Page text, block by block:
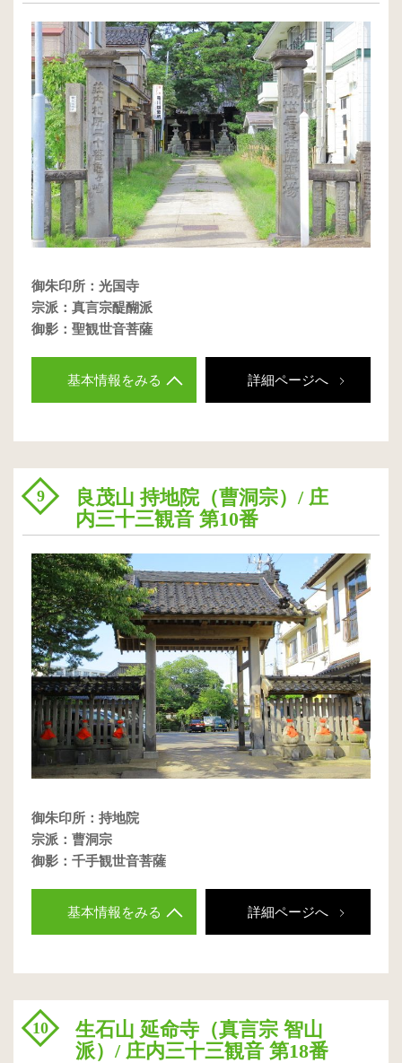
御朱印所：光国寺
宗派：真言宗醍醐派
御影：聖観世音菩薩
基本情報をみる 詳細ページへ
9
良茂山 持地院（曹洞宗）/ 庄
内三十三観音 第10番
御朱印所：持地院
宗派：曹洞宗
御影：千手観世音菩薩
基本情報をみる 詳細ページへ
10
生石山 延命寺（真言宗 智山
派）/ 庄内三十三観音 第18番